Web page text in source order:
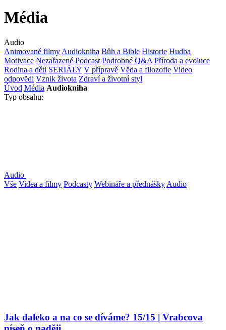
Média
Audio
Animované filmy Audiokniha Bůh a Bible Historie Hudba
Motivace Nezařazené Podcast Podrobné Q&A Příroda a evoluce
Rodina a děti SERIÁLY V přípravě Věda a filozofie Video
odpovědi Vznik života Zdraví a životní styl
Úvod Média Audiokniha
Typ obsahu:
Audio
Vše Videa a filmy Podcasty Webináře a přednášky Audio
Jak daleko a na co se díváme? 15/15 | Vrabcova